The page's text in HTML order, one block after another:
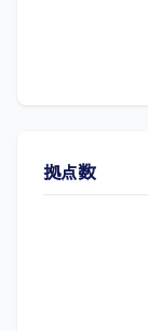
拠点数